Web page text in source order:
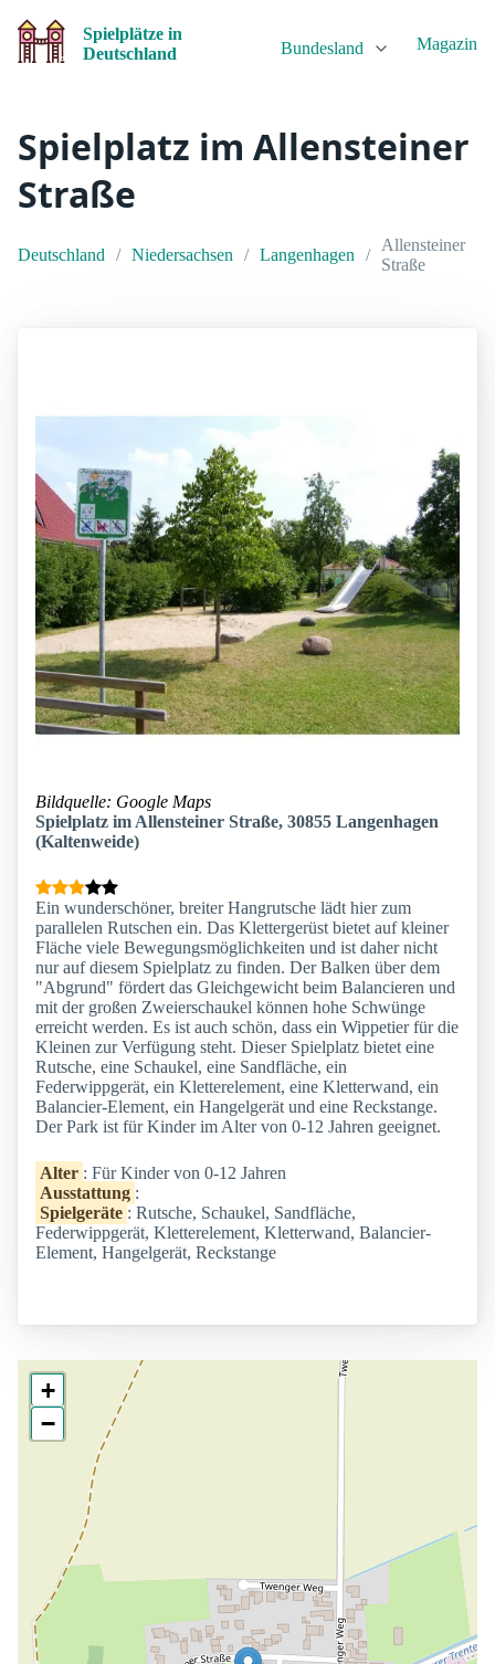
Spielplätze in
Deutschland
Bundesland Magazin
Spielplatz im Allensteiner
Straße
Deutschland Niedersachsen Langenhagen
Allensteiner
Straße
Bildquelle: Google Maps
Spielplatz im Allensteiner Straße, 30855 Langenhagen
(Kaltenweide)
Ein wunderschöner, breiter Hangrutsche lädt hier zum
parallelen Rutschen ein. Das Klettergerüst bietet auf kleiner
Fläche viele Bewegungsmöglichkeiten und ist daher nicht
nur auf diesem Spielplatz zu finden. Der Balken über dem
"Abgrund" fördert das Gleichgewicht beim Balancieren und
mit der großen Zweierschaukel können hohe Schwünge
erreicht werden. Es ist auch schön, dass ein Wippetier für die
Kleinen zur Verfügung steht. Dieser Spielplatz bietet eine
Rutsche, eine Schaukel, eine Sandfläche, ein
Federwippgerät, ein Kletterelement, eine Kletterwand, ein
Balancier-Element, ein Hangelgerät und eine Reckstange.
Der Park ist für Kinder im Alter von 0-12 Jahren geeignet.
Alter : Für Kinder von 0-12 Jahren
Ausstattung :
Spielgeräte : Rutsche, Schaukel, Sandfläche,
Federwippgerät, Kletterelement, Kletterwand, Balancier-
Element, Hangelgerät, Reckstange
+
−